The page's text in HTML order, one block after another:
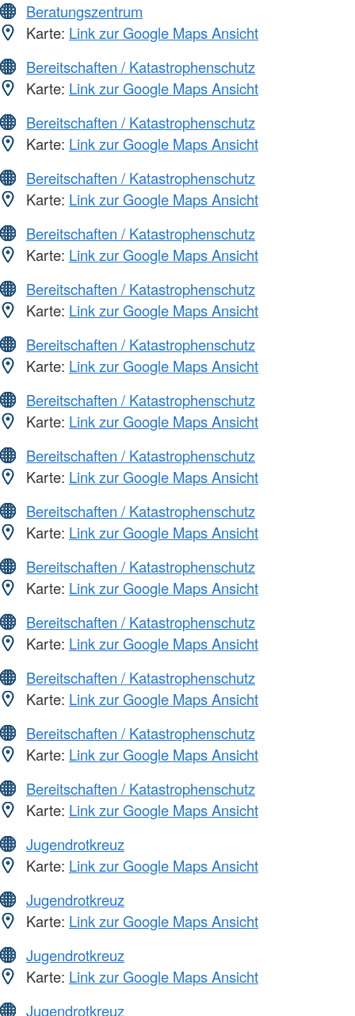
Beratungszentrum
Karte: Link zur Google Maps Ansicht
Bereitschaften / Katastrophenschutz
Karte: Link zur Google Maps Ansicht
Bereitschaften / Katastrophenschutz
Karte: Link zur Google Maps Ansicht
Bereitschaften / Katastrophenschutz
Karte: Link zur Google Maps Ansicht
Bereitschaften / Katastrophenschutz
Karte: Link zur Google Maps Ansicht
Bereitschaften / Katastrophenschutz
Karte: Link zur Google Maps Ansicht
Bereitschaften / Katastrophenschutz
Karte: Link zur Google Maps Ansicht
Bereitschaften / Katastrophenschutz
Karte: Link zur Google Maps Ansicht
Bereitschaften / Katastrophenschutz
Karte: Link zur Google Maps Ansicht
Bereitschaften / Katastrophenschutz
Karte: Link zur Google Maps Ansicht
Bereitschaften / Katastrophenschutz
Karte: Link zur Google Maps Ansicht
Bereitschaften / Katastrophenschutz
Karte: Link zur Google Maps Ansicht
Bereitschaften / Katastrophenschutz
Karte: Link zur Google Maps Ansicht
Bereitschaften / Katastrophenschutz
Karte: Link zur Google Maps Ansicht
Bereitschaften / Katastrophenschutz
Karte: Link zur Google Maps Ansicht
Jugendrotkreuz
Karte: Link zur Google Maps Ansicht
Jugendrotkreuz
Karte: Link zur Google Maps Ansicht
Jugendrotkreuz
Karte: Link zur Google Maps Ansicht
Jugendrotkreuz